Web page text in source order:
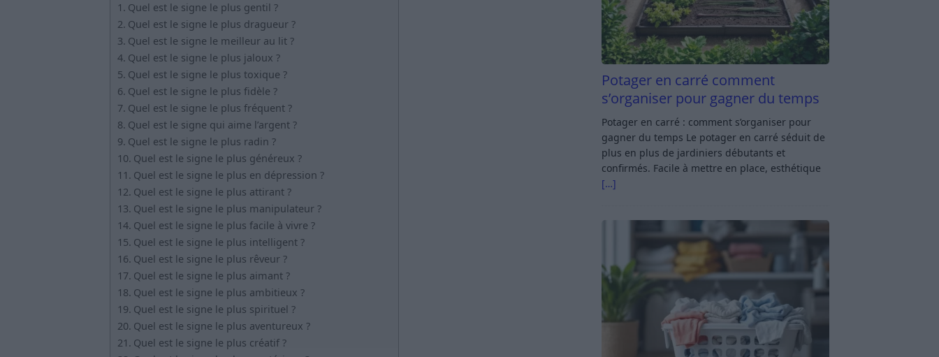
Quel est le signe le plus gentil ?
Quel est le signe le plus dragueur ?
Quel est le signe le meilleur au lit ?
Quel est le signe le plus jaloux ?
Quel est le signe le plus toxique ?
Quel est le signe le plus fidèle ?
Quel est le signe le plus fréquent ?
Quel est le signe qui aime l’argent ?
Quel est le signe le plus radin ?
Quel est le signe le plus généreux ?
Quel est le signe le plus en dépression ?
Quel est le signe le plus attirant ?
Quel est le signe le plus manipulateur ?
Quel est le signe le plus facile à vivre ?
Quel est le signe le plus intelligent ?
Quel est le signe le plus rêveur ?
Quel est le signe le plus aimant ?
Quel est le signe le plus ambitieux ?
Quel est le signe le plus spirituel ?
Quel est le signe le plus aventureux ?
Quel est le signe le plus créatif ?
Potager en carré comment
s’organiser pour gagner du temps
Potager en carré : comment s’organiser pour
gagner du temps Le potager en carré séduit de
plus en plus de jardiniers débutants et
confirmés. Facile à mettre en place, esthétique
[…]